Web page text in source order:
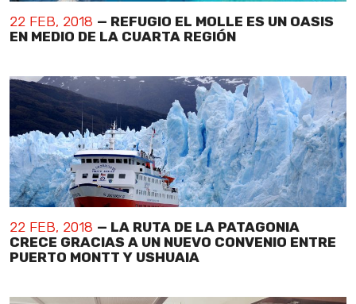
22 FEB, 2018 — REFUGIO EL MOLLE ES UN OASIS
EN MEDIO DE LA CUARTA REGIÓN
22 FEB, 2018 — LA RUTA DE LA PATAGONIA
CRECE GRACIAS A UN NUEVO CONVENIO ENTRE
PUERTO MONTT Y USHUAIA